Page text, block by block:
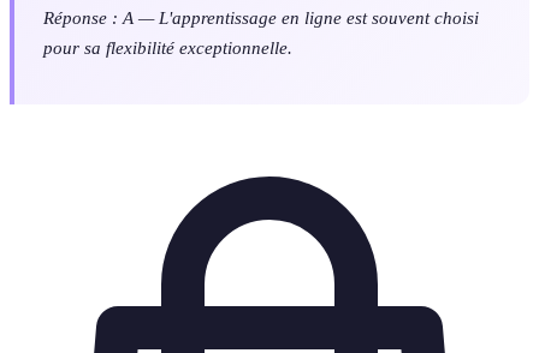
Réponse : A — L'apprentissage en ligne est souvent choisi
pour sa flexibilité exceptionnelle.